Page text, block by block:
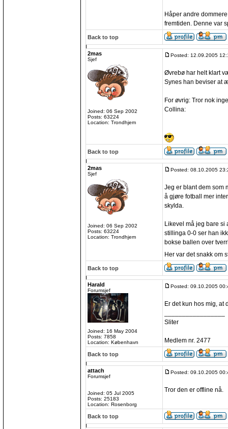
Håper andre
fremtiden. Denne var
Back to top
2mas
Sjef
Joined: 06 Sep 2002
Posts: 63224
Location: Trondhjem
Posted: 12.09.2005
Øvrebø har helt klart
Synes han beviser at
For øvrig: Tror nok
Collina:
Back to top
2mas
Sjef
Joined: 06 Sep 2002
Posts: 63224
Location: Trondhjem
Posted: 08.10.2005
Jeg er blant dem som
å gjøre fotball mer
skylda.
Likevel må jeg bare si
stillinga 0-0 ser han
bokse ballen over
Her var det snakk om
Back to top
Harald
Forumsjef
Joined: 16 May 2004
Posts: 7858
Location: København
Posted: 09.10.2005
Er det kun hos mig, at
Sliter
Medlem nr. 2477
Back to top
attach
Forumsjef
Joined: 05 Jul 2005
Posts: 25183
Location: Rosenborg
Posted: 09.10.2005
Tror den er offline nå.
Back to top